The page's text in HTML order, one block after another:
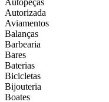
Autopeças
Autorizada
Aviamentos
Balanças
Barbearia
Bares
Baterias
Bicicletas
Bijouteria
Boates